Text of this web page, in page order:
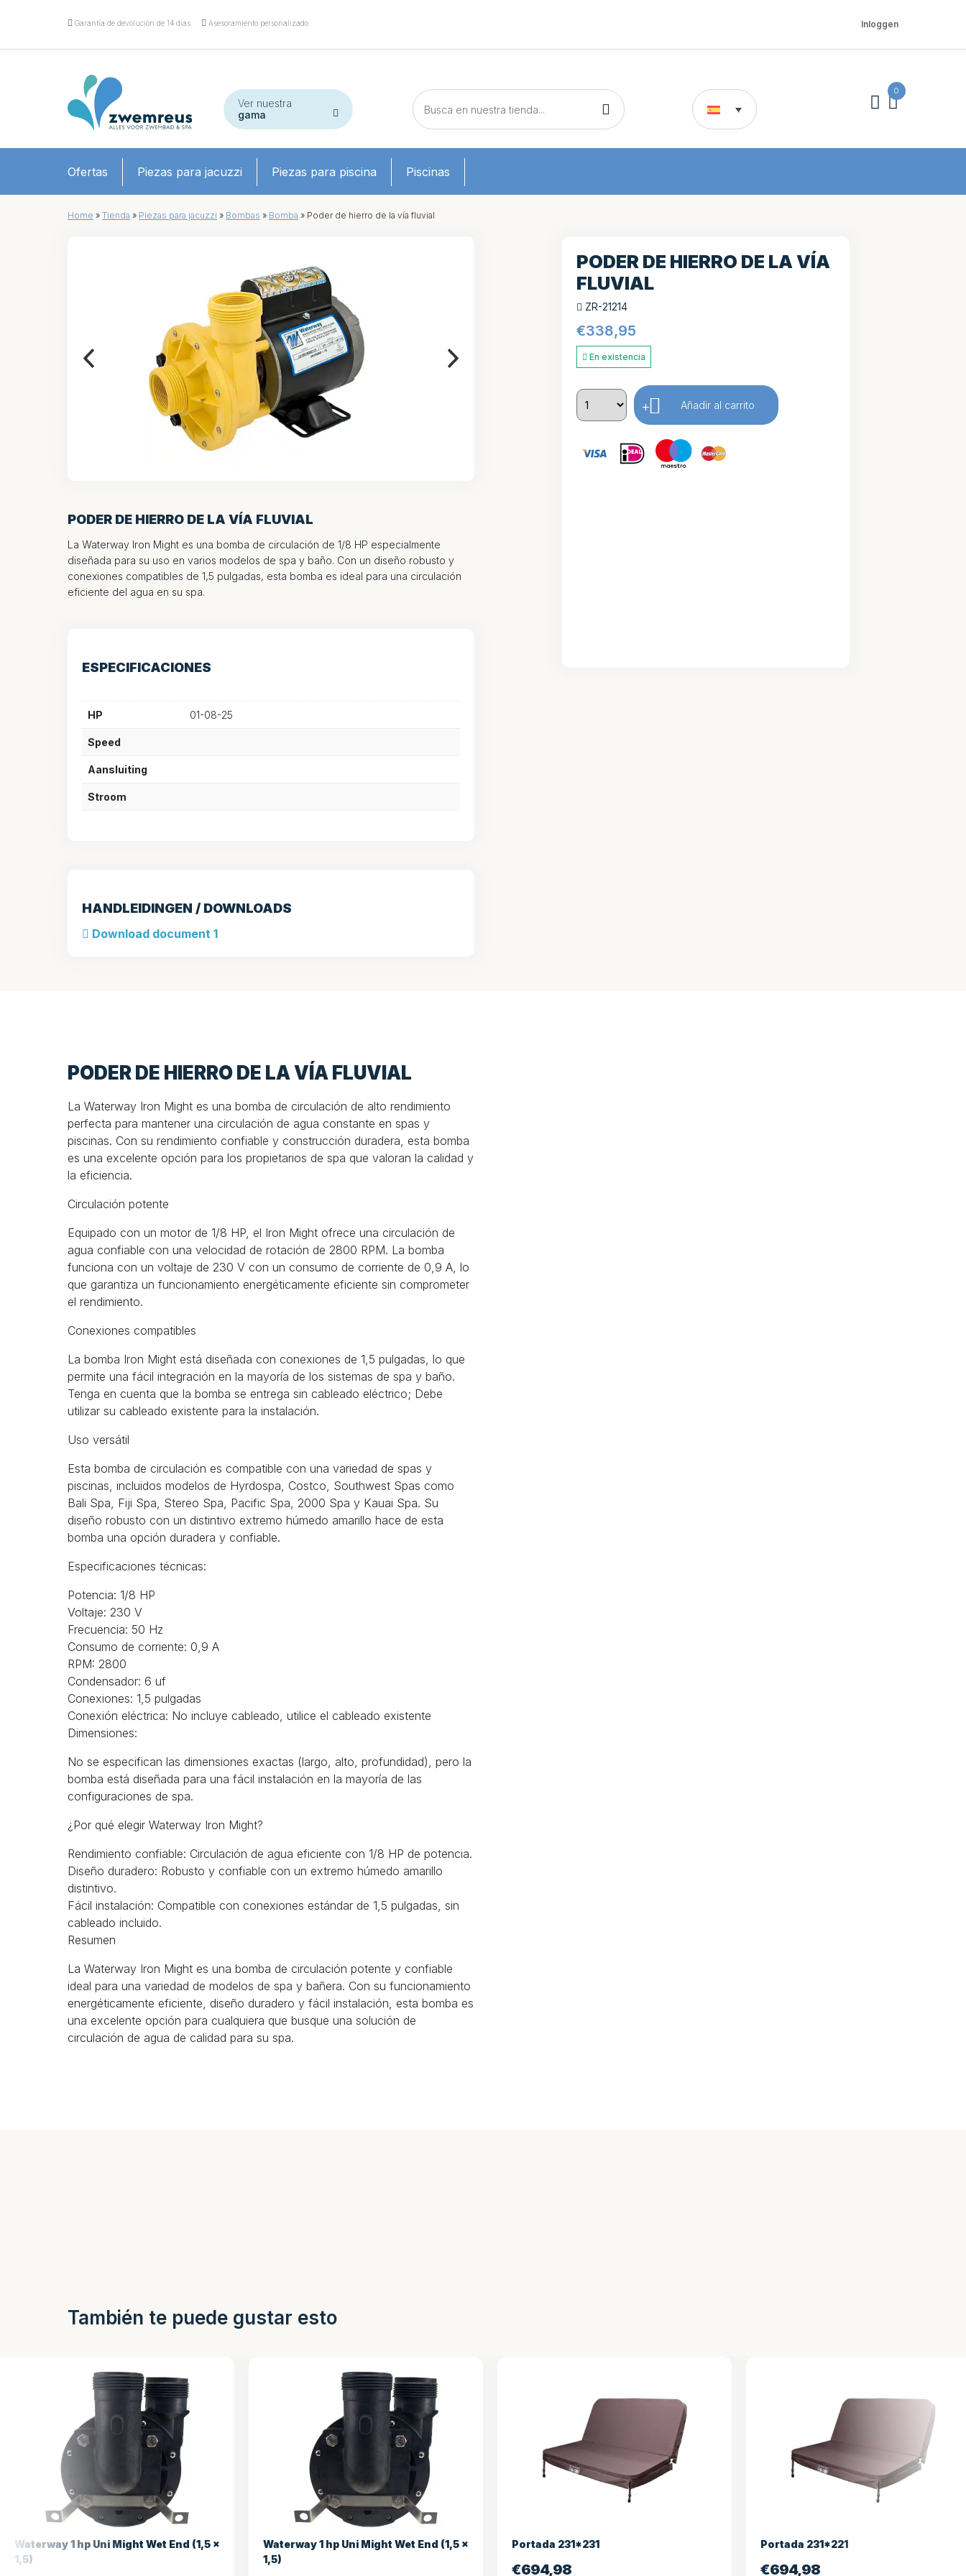
Garantía de devolución de 14 días Asesoramiento personalizado Inloggen
Ver nuestra
gama
0
Ofertas Piezas para jacuzzi Piezas para piscina Piscinas
Home » Tienda » Piezas para jacuzzi » Bombas » Bomba » Poder de hierro de la vía fluvial
PODER DE HIERRO DE LA VÍA FLUVIAL
La Waterway Iron Might es una bomba de circulación de 1/8 HP especialmente
diseñada para su uso en varios modelos de spa y baño. Con un diseño robusto y
conexiones compatibles de 1,5 pulgadas, esta bomba es ideal para una circulación
eficiente del agua en su spa.
ESPECIFICACIONES
HP 01-08-25
Speed
Aansluiting
Stroom
HANDLEIDINGEN / DOWNLOADS
Download document 1
PODER DE HIERRO DE LA VÍA
FLUVIAL
ZR-21214
€338,95
En existencia
+ Añadir al carrito
PODER DE HIERRO DE LA VÍA FLUVIAL
La Waterway Iron Might es una bomba de circulación de alto rendimiento
perfecta para mantener una circulación de agua constante en spas y
piscinas. Con su rendimiento confiable y construcción duradera, esta bomba
es una excelente opción para los propietarios de spa que valoran la calidad y
la eficiencia.
Circulación potente
Equipado con un motor de 1/8 HP, el Iron Might ofrece una circulación de
agua confiable con una velocidad de rotación de 2800 RPM. La bomba
funciona con un voltaje de 230 V con un consumo de corriente de 0,9 A, lo
que garantiza un funcionamiento energéticamente eficiente sin comprometer
el rendimiento.
Conexiones compatibles
La bomba Iron Might está diseñada con conexiones de 1,5 pulgadas, lo que
permite una fácil integración en la mayoría de los sistemas de spa y baño.
Tenga en cuenta que la bomba se entrega sin cableado eléctrico; Debe
utilizar su cableado existente para la instalación.
Uso versátil
Esta bomba de circulación es compatible con una variedad de spas y
piscinas, incluidos modelos de Hyrdospa, Costco, Southwest Spas como
Bali Spa, Fiji Spa, Stereo Spa, Pacific Spa, 2000 Spa y Kauai Spa. Su
diseño robusto con un distintivo extremo húmedo amarillo hace de esta
bomba una opción duradera y confiable.
Especificaciones técnicas:
Potencia: 1/8 HP
Voltaje: 230 V
Frecuencia: 50 Hz
Consumo de corriente: 0,9 A
RPM: 2800
Condensador: 6 uf
Conexiones: 1,5 pulgadas
Conexión eléctrica: No incluye cableado, utilice el cableado existente
Dimensiones:
No se especifican las dimensiones exactas (largo, alto, profundidad), pero la
bomba está diseñada para una fácil instalación en la mayoría de las
configuraciones de spa.
¿Por qué elegir Waterway Iron Might?
Rendimiento confiable: Circulación de agua eficiente con 1/8 HP de potencia.
Diseño duradero: Robusto y confiable con un extremo húmedo amarillo
distintivo.
Fácil instalación: Compatible con conexiones estándar de 1,5 pulgadas, sin
cableado incluido.
Resumen
La Waterway Iron Might es una bomba de circulación potente y confiable
ideal para una variedad de modelos de spa y bañera. Con su funcionamiento
energéticamente eficiente, diseño duradero y fácil instalación, esta bomba es
una excelente opción para cualquiera que busque una solución de
circulación de agua de calidad para su spa.
También te puede gustar esto
Waterway 1 hp Uni Might Wet End (1,5 x
1,5)
Waterway 1 hp Uni Might Wet End (1,5 x
1,5)
Portada 231*231
€694,98
Portada 231*221
€694,98